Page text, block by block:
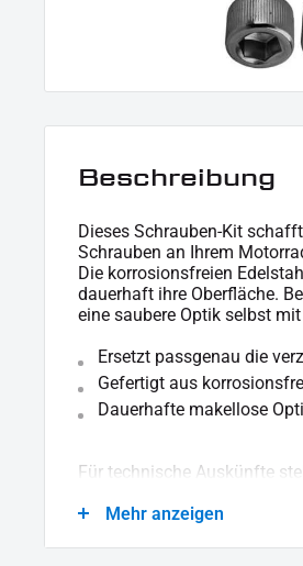
Beschreibung
Dieses Schrauben-Kit
Schrauben an Ihrem
Die korrosionsfreien
dauerhaft ihre Oberfläche.
eine saubere Optik selbst
Ersetzt passgenau die
Gefertigt aus
Dauerhafte makellose
Für technische Auskünfte
LIEFERUMFANG :
Mehr anzeigen